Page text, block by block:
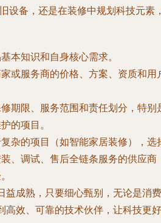
设备，还是在装修中规划科技元素
本知识和自身核心需求。
家或服务商的价格、方案、资质和用
修期限、服务范围和责任划分，特别
的项目。
复杂的项目（如智能家居装修），选
、调试、售后全链条服务的供应商
益成熟，只要细心甄别，无论是消费
高效、可靠的技术伙伴，让科技更好